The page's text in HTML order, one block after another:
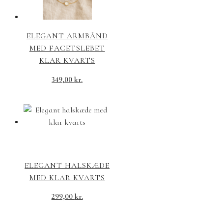
ELEGANT ARMBÅND
MED FACETSLEBET
KLAR KVARTS
349,00kr.
ELEGANT HALSKÆDE
MED KLAR KVARTS
299,00 kr.